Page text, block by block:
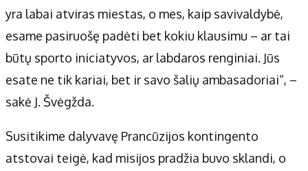
yra labai atviras miestas, o mes, kaip savivaldybė,
esame pasiruošę padėti bet kokiu klausimu – ar tai
būtų sporto iniciatyvos, ar labdaros renginiai. Jūs
esate ne tik kariai, bet ir savo šalių ambasadoriai“, –
sakė J. Švėgžda.
Susitikime dalyvavę Prancūzijos kontingento
atstovai teigė, kad misijos pradžia buvo sklandi, o